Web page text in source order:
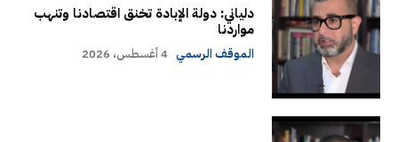
دلياني: دولة الإبادة تخنق اقتصادنا وتنهب
مواردنا
الموقف الرسمي 4 أغسطس، 2026